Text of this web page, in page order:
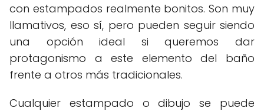
con estampados realmente bonitos. Son muy
llamativos, eso sí, pero pueden seguir siendo
una opción ideal si queremos dar
protagonismo a este elemento del baño
frente a otros más tradicionales.
Cualquier estampado o dibujo se puede